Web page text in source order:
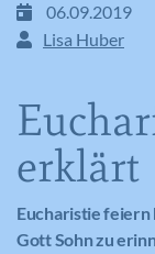
06.09.2019
Lisa Huber
erklärt
Eucharistie feiern
Gott Sohn zu